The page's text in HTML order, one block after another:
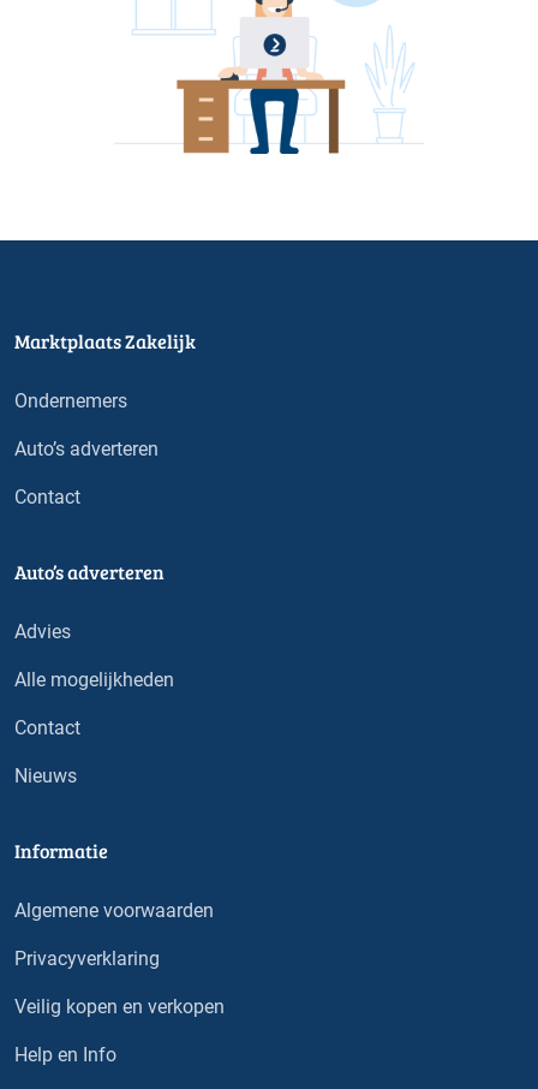
Marktplaats Zakelijk
Ondernemers
Auto’s adverteren
Contact
Auto’s adverteren
Advies
Alle mogelijkheden
Contact
Nieuws
Informatie
Algemene voorwaarden
Privacyverklaring
Veilig kopen en verkopen
Help en Info